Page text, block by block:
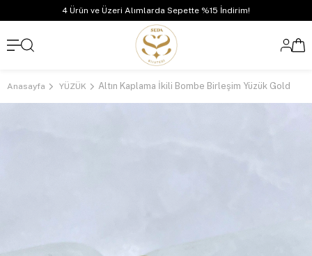
4 Ürün ve Üzeri Alımlarda Sepette %15 İndirim!
Anasayfa YÜZÜK Altın Kaplama İkili Bombe Birleşim Yüzük Gold